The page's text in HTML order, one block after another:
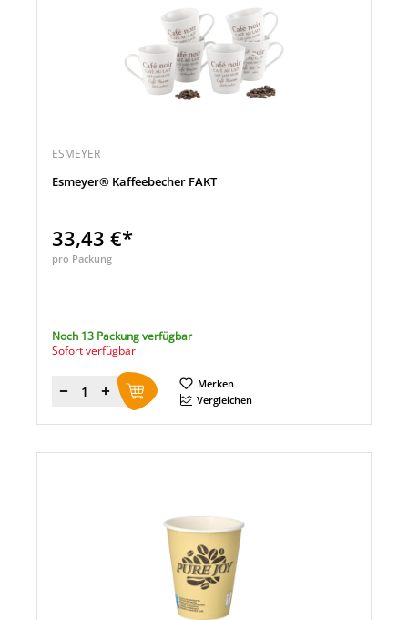
ESMEYER
Esmeyer® Kaffeebecher FAKT
33,43 €*
pro Packung
Noch 13 Packung verfügbar
Sofort verfügbar
Menge
Merken
Vergleichen